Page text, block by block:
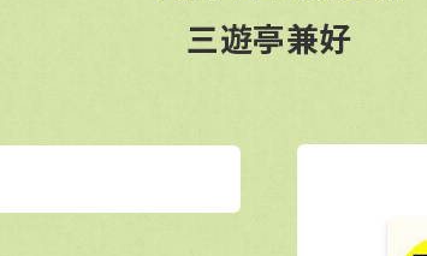
三遊亭兼好